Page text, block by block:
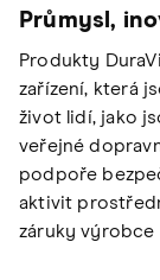
Průmysl,
Produkty
zařízení, která
život lidí, jako
veřejné
podpoře
aktivit
záruky výrobce